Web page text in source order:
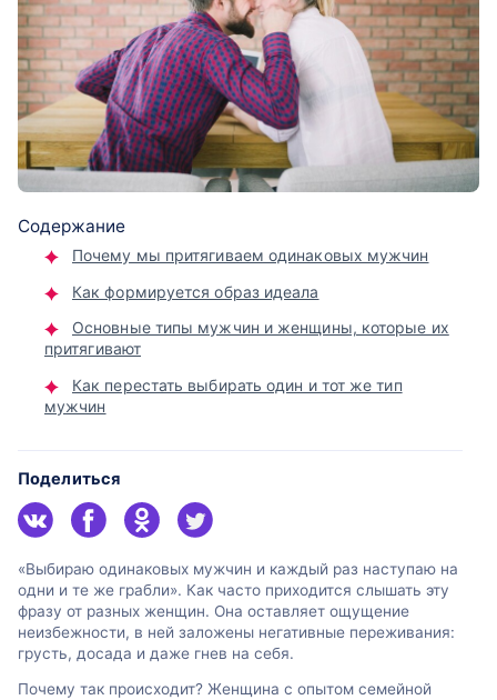
Содержание
Почему мы притягиваем одинаковых мужчин
Как формируется образ идеала
Основные типы мужчин и женщины, которые их
притягивают
Как перестать выбирать один и тот же тип
мужчин
Поделиться
«Выбираю одинаковых мужчин и каждый раз наступаю на
одни и те же грабли». Как часто приходится слышать эту
фразу от разных женщин. Она оставляет ощущение
неизбежности, в ней заложены негативные переживания:
грусть, досада и даже гнев на себя.
Почему так происходит? Женщина с опытом семейной